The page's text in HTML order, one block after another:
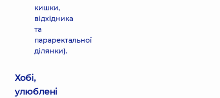
кишки,
відхідника
та
параректальної
ділянки).
Хобі,
улюблені